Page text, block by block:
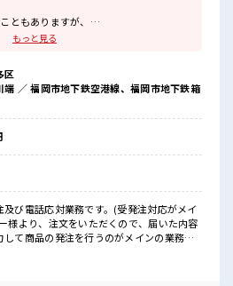
ともありますが、
ート満喫！
のは不安だけど、
ます！
UP目指していきましょう！
です！
…という方、
人や家族との予定も合わせやすい♪
もっと見る
区
端 ／ 福岡市地下鉄空港線、福岡市地下鉄箱
及び電話応対業務です。(受発注対応がメイ
様より、注文をいただくので、届いた内容
して商品の発注を行うのがメインの業務と
って締切時間が異なりますので、締切に